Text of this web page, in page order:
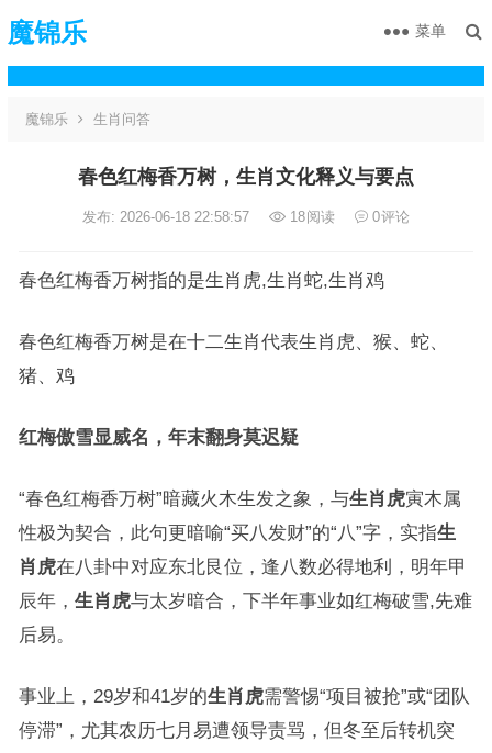
魔锦乐 菜单
魔锦乐 生肖问答
春色红梅香万树，生肖文化释义与要点
发布: 2026-06-18 22:58:57 18阅读 0评论
春色红梅香万树指的是生肖虎,生肖蛇,生肖鸡
春色红梅香万树是在十二生肖代表生肖虎、猴、蛇、
猪、鸡
红梅傲雪显威名，年末翻身莫迟疑
“春色红梅香万树”暗藏火木生发之象，与生肖虎寅木属
性极为契合，此句更暗喻“买八发财”的“八”字，实指生
肖虎在八卦中对应东北艮位，逢八数必得地利，明年甲
辰年， 生肖虎与太岁暗合，下半年事业如红梅破雪,先难
后易。
事业上，29岁和41岁的生肖虎需警惕“项目被抢”或“团队
停滞”，尤其农历七月易遭领导责骂，但冬至后转机突